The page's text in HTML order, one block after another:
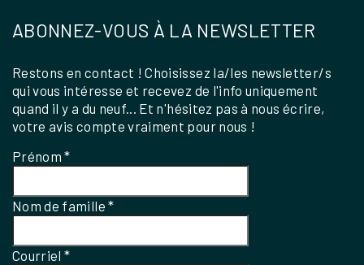
ABONNEZ-VOUS À LA NEWSLETTER
Restons en contact ! Choisissez la/les newsletter/s
qui vous intéresse et recevez de l'info uniquement
quand il y a du neuf... Et n'hésitez pas à nous écrire,
votre avis compte vraiment pour nous !
Prénom*
Nom de famille*
Courriel*